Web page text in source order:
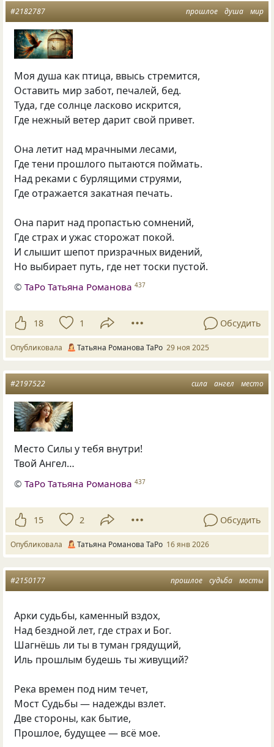
прошлое душа мир
#2182787
Моя душа как птица, ввысь стремится,
Оставить мир забот, печалей, бед.
Туда, где солнце ласково искрится,
Где нежный ветер дарит свой привет.
Она летит над мрачными лесами,
Где тени прошлого пытаются поймать.
Над реками с бурлящими струями,
Где отражается закатная печать.
Она парит над пропастью сомнений,
Где страх и ужас сторожат покой.
И слышит шепот призрачных видений,
Но выбирает путь, где нет тоски пустой.
©ТаРо Татьяна Романова 437
18 1 Обсудить
Опубликовала Татьяна Романова ТаРо 29 ноя 2025
сила ангел место
#2197522
Место Силы у тебя внутри!
Твой Ангел…
©ТаРо Татьяна Романова 437
15 2 Обсудить
Опубликовала Татьяна Романова ТаРо 16 янв 2026
прошлое судьба мосты
#2150177
Арки судьбы, каменный вздох,
Над бездной лет, где страх и Бог.
Шагнёшь ли ты в туман грядущий,
Иль прошлым будешь ты живущий?
Река времен под ним течет,
Мост Судьбы — надежды взлет.
Две стороны, как бытие,
Прошлое, будущее — всё мое.